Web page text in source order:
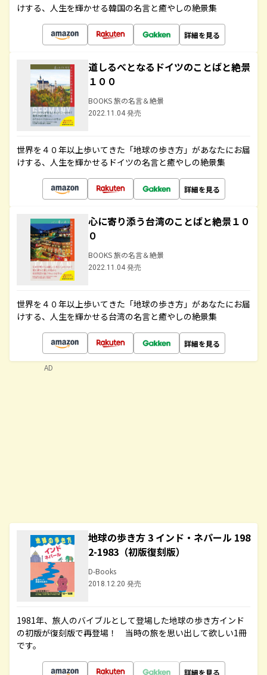
けする、人生を輝かせる韓国の名言と癒やしの絶景集
詳細を見る
道しるべとなるドイツのことばと絶景
１００
BOOKS 旅の名言＆絶景
2022.11.04 発売
世界を４０年以上歩いてきた「地球の歩き方」があなたにお届
けする、人生を輝かせるドイツの名言と癒やしの絶景集
詳細を見る
心に寄り添う台湾のことばと絶景１０
０
BOOKS 旅の名言＆絶景
2022.11.04 発売
世界を４０年以上歩いてきた「地球の歩き方」があなたにお届
けする、人生を輝かせる台湾の名言と癒やしの絶景集
詳細を見る
地球の歩き方 3 インド・ネパール 198
2-1983（初版復刻版）
D-Books
2018.12.20 発売
1981年、旅人のバイブルとして登場した地球の歩き方インド
の初版が復刻版で再登場！ 当時の旅を思い出して欲しい1冊
です。
詳細を見る
AD